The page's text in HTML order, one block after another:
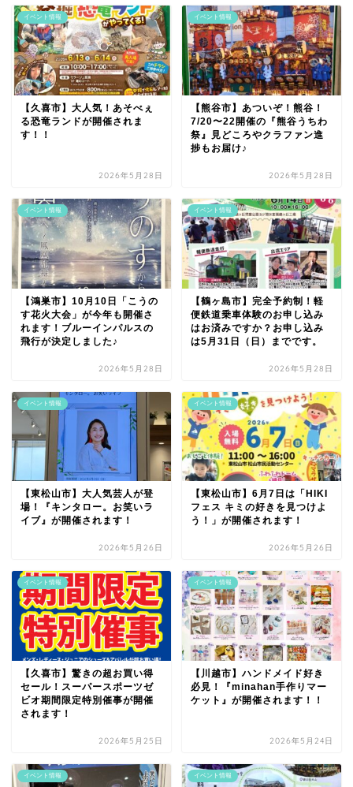
イベント情報
【久喜市】大人気！あそべぇ
る恐竜ランドが開催されま
す！！
2026年5月28日
イベント情報
【熊谷市】あついぞ！熊谷！
7/20〜22開催の『熊谷うちわ
祭』見どころやクラファン進
捗もお届け♪
2026年5月28日
イベント情報
【鴻巣市】10月10日「こうの
す花火大会」が今年も開催さ
れます！ブルーインパルスの
飛行が決定しました♪
2026年5月28日
イベント情報
【鶴ヶ島市】完全予約制！軽
便鉄道乗車体験のお申し込み
はお済みですか？お申し込み
は5月31日（日）までです。
2026年5月28日
イベント情報
【東松山市】大人気芸人が登
場！『キンタロー。お笑いラ
イブ』が開催されます！
2026年5月26日
イベント情報
【東松山市】6月7日は「HIKI
フェス キミの好きを見つけよ
う！」が開催されます！
2026年5月26日
イベント情報
【久喜市】驚きの超お買い得
セール！スーパースポーツゼ
ビオ期間限定特別催事が開催
されます！
2026年5月25日
イベント情報
【川越市】ハンドメイド好き
必見！『minahan手作りマー
ケット』が開催されます！！
2026年5月24日
イベント情報 イベント情報